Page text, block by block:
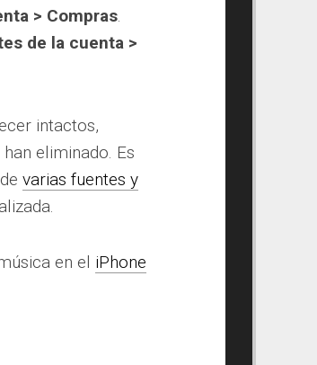
> Compras.
de la cuenta >
intactos,
eliminado. Es
varias fuentes y
en el iPhone